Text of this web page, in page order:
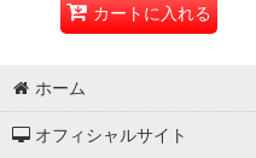
カートに入れる
ホーム
オフィシャルサイト